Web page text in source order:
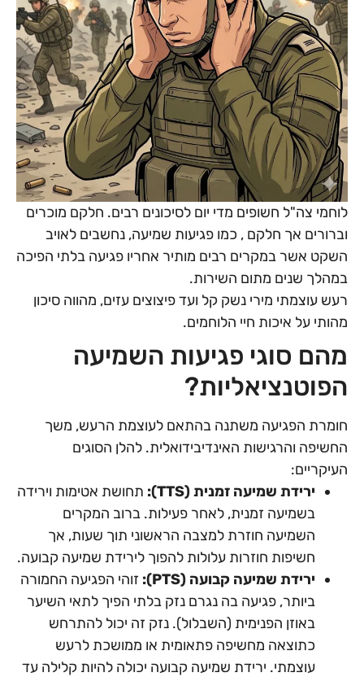
לוחמי צה"ל חשופים מדי יום לסיכונים רבים. חלקם מוכרים
וברורים אך חלקם , כמו פגיעות שמיעה, נחשבים לאויב
השקט אשר במקרים רבים מותיר אחריו פגיעה בלתי הפיכה
במהלך שנים מתום השירות.
רעש עוצמתי מירי נשק קל ועד פיצוצים עזים, מהווה סיכון
מהותי על איכות חיי הלוחמים.
מהם סוגי פגיעות השמיעה
הפוטנציאליות?
חומרת הפגיעה משתנה בהתאם לעוצמת הרעש, משך
החשיפה והרגישות האינדיבידואלית. להלן הסוגים
העיקריים:
ירידת שמיעה זמנית (TTS
): תחושת אטימות וירידה
בשמיעה זמנית, לאחר פעילות. ברוב המקרים
השמיעה חוזרת למצבה הראשוני תוך שעות, אך
חשיפות חוזרות עלולות להפוך לירידת שמיעה קבועה.
ירידת שמיעה קבועה (PTS
): זוהי הפגיעה החמורה
ביותר, פגיעה בה נגרם נזק בלתי הפיך לתאי השיער
באוזן הפנימית (השבלול). נזק זה יכול להתרחש
כתוצאה מחשיפה פתאומית או ממושכת לרעש
עוצמתי. ירידת שמיעה קבועה יכולה להיות קלילה עד